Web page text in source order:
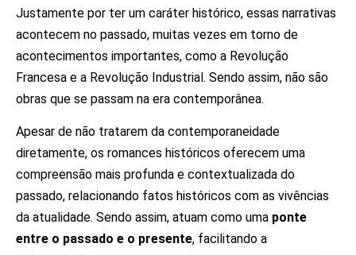
Justamente por ter um caráter histórico, essas narrativas
acontecem no passado, muitas vezes em torno de
acontecimentos importantes, como a Revolução
Francesa e a Revolução Industrial. Sendo assim, não são
obras que se passam na era contemporânea.
Apesar de não tratarem da contemporaneidade
diretamente, os romances históricos oferecem uma
compreensão mais profunda e contextualizada do
passado, relacionando fatos históricos com as vivências
da atualidade. Sendo assim, atuam como uma ponte
entre o passado e o presente, facilitando a